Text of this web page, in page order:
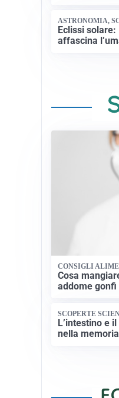
ASTRONOMIA,
Eclissi
affascina
CONSIGLI
Cosa
addome gonfi
SCOPERTE
L’intestino e
nella memoria